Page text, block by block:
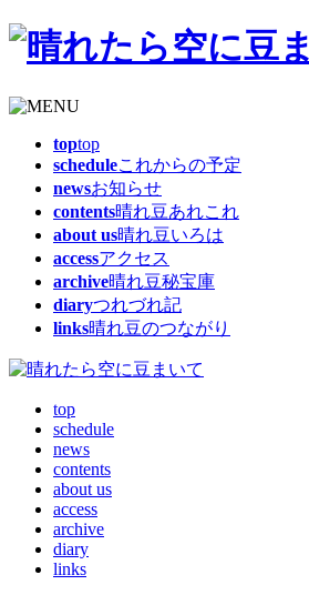
toptop
scheduleこれからの予定
newsお知らせ
contents晴れ豆あれこれ
about us晴れ豆いろは
accessアクセス
archive晴れ豆秘宝庫
diaryつれづれ記
links晴れ豆のつながり
top
schedule
news
contents
about us
access
archive
diary
links